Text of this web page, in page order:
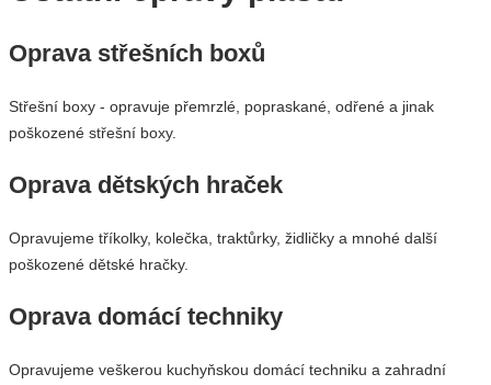
Oprava střešních boxů
Střešní boxy - opravuje přemrzlé, popraskané, odřené a jinak
poškozené střešní boxy.
Oprava dětských hraček
Opravujeme tříkolky, kolečka, traktůrky, židličky a mnohé další
poškozené dětské hračky.
Oprava domácí techniky
Opravujeme veškerou kuchyňskou domácí techniku a zahradní